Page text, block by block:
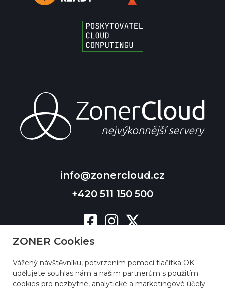
info@zonercloud.cz
+420 511 150 500
ZONER Cookies
Vážený návštěvníku, potvrzením pomocí tlačítka OK
udělujete souhlas nám a našim partnerům s použitím
cookies pro nezbytné, analytické a marketingové účely